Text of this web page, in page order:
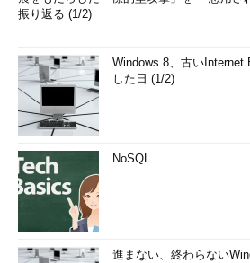
振り返る (1/2)
Windows 8、古いInternet
した日 (1/2)
NoSQL
進まない、終わらない